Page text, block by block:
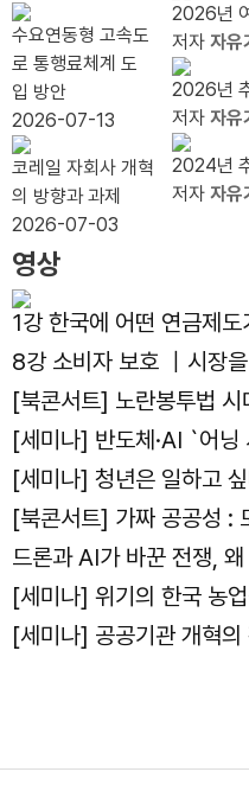
수요연동형 고속도
로 통행료체계 도
입 방안
2026-07-13
코레일 자회사 개혁
의 방향과 과제
2026-07-03
2026년
저자 자유
2026년
저자 자유
2024년
저자 자유
영상
1강 한국에 어떤 연금제도가 있
현재와 미래｜김용하 교수
8강 소비자 보호 ｜시장
선 명예교수
[북콘서트] 노란봉투법
게 대응하나?｜발간기념
[세미나] 반도체·AI `어
것인가?｜국회의원 김용
업원, 주간조선 주최 세미나
[세미나] 청년은 일하고
해법｜국회의원 박수영,
[북콘서트] 가짜 공공성 :
기념 북콘서트
드론과 AI가 바꾼 전쟁,
선유도 스터디 4화
[세미나] 위기의 한국 농
14회 아고라이코노미카
[세미나] 공공기관 개혁